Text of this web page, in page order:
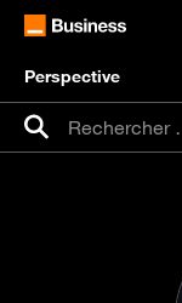
Perspective
Recherche pour :
Rechercher